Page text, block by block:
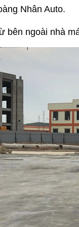
Nhân Auto.
bên ngoài nhà